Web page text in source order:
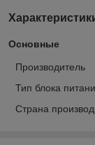
Основные
Производитель
Тип блока
Страна